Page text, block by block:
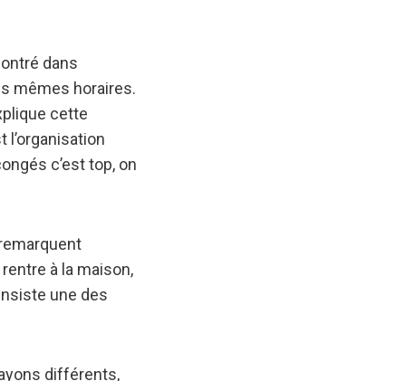
dans
mêmes horaires.
cette
l’organisation
c’est top, on
à la maison,
une des
différents,